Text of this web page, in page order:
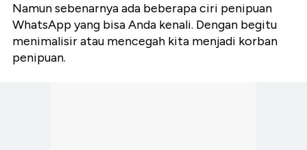
Namun sebenarnya ada beberapa ciri penipuan
WhatsApp yang bisa Anda kenali. Dengan begitu
menimalisir atau mencegah kita menjadi korban
penipuan.